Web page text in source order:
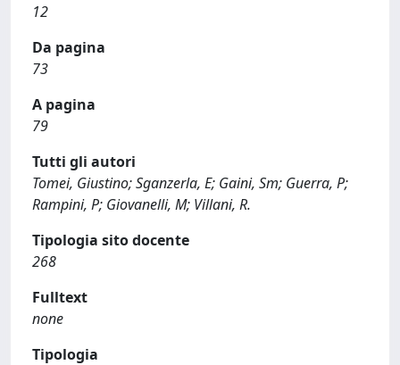
12
Da pagina
73
A pagina
79
Tutti gli autori
Tomei, Giustino; Sganzerla, E; Gaini, Sm; Guerra, P;
Rampini, P; Giovanelli, M; Villani, R.
Tipologia sito docente
268
Fulltext
none
Tipologia